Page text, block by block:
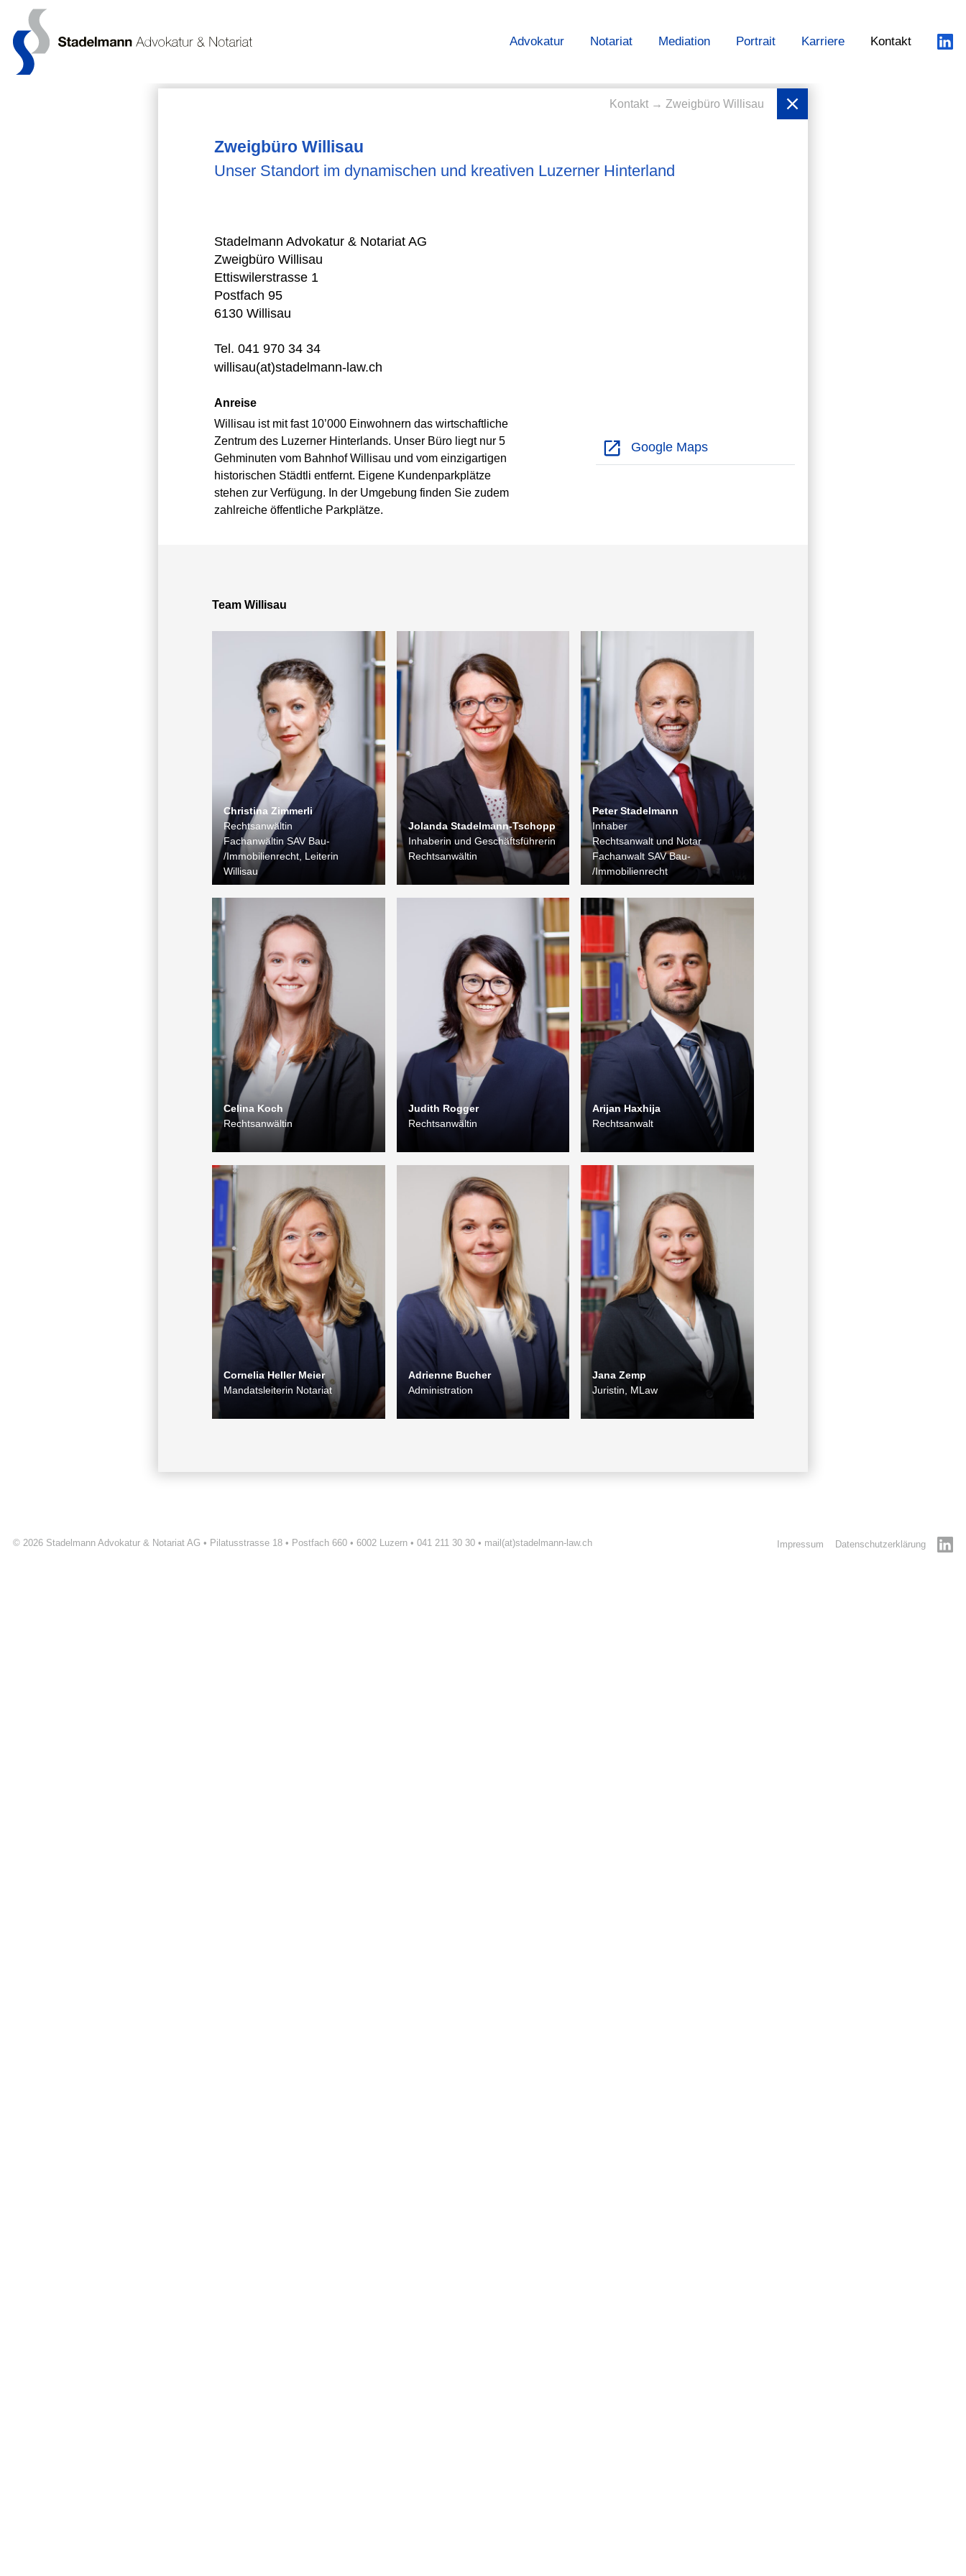
Advokatur Notariat Mediation Portrait Karriere Kontakt
Kontakt → Zweigbüro Willisau
Zweigbüro Willisau
Unser Standort im dynamischen und kreativen Luzerner Hinterland
Stadelmann Advokatur & Notariat AG
Zweigbüro Willisau
Ettiswilerstrasse 1
Postfach 95
6130 Willisau
Tel. 041 970 34 34
willisau(at)stadelmann-law.ch
Anreise
Willisau ist mit fast 10’000 Einwohnern das wirtschaftliche
Zentrum des Luzerner Hinterlands. Unser Büro liegt nur 5
Gehminuten vom Bahnhof Willisau und vom einzigartigen
historischen Städtli entfernt. Eigene Kundenparkplätze
stehen zur Verfügung. In der Umgebung finden Sie zudem
zahlreiche öffentliche Parkplätze.
Google Maps
Team Willisau
Christina Zimmerli
Rechtsanwältin
Fachanwältin SAV Bau-
/Immobilienrecht, Leiterin
Willisau
Jolanda Stadelmann-Tschopp
Inhaberin und Geschäftsführerin
Rechtsanwältin
Peter Stadelmann
Inhaber
Rechtsanwalt und Notar
Fachanwalt SAV Bau-
/Immobilienrecht
Celina Koch
Rechtsanwältin
Judith Rogger
Rechtsanwältin
Arijan Haxhija
Rechtsanwalt
Cornelia Heller Meier
Mandatsleiterin Notariat
Adrienne Bucher
Administration
Jana Zemp
Juristin, MLaw
© 2026 Stadelmann Advokatur & Notariat AG Pilatusstrasse 18 Postfach 660 6002 Luzern 041 211 30 30 mail (at)stadelmann-law.ch Impressum Datenschutzerklärung